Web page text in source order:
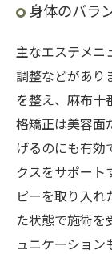
身体のバラ
主なエステメニ
調整などがあり
を整え、麻布十
格矯正は美容面
げるのにも有効
クスをサポート
ピーを取り入れ
た状態で施術を
ュニケーション